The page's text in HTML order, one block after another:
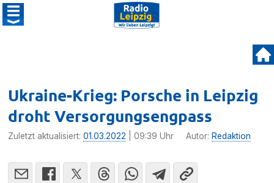
Ukraine-Krieg: Porsche in Leipzig
droht Versorgungsengpass
Zuletzt aktualisiert:01.03.2022 | 09:39 Uhr Autor: Redaktion